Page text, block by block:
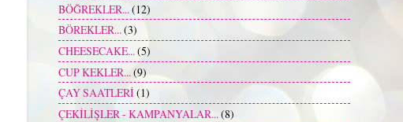
BÖĞREKLER...(12)
BÖREKLER...(3)
CHEESECAKE...(5)
CUP KEKLER...(9)
ÇAY SAATLERİ (1)
ÇEKİLİŞLER - KAMPANYALAR...(8)